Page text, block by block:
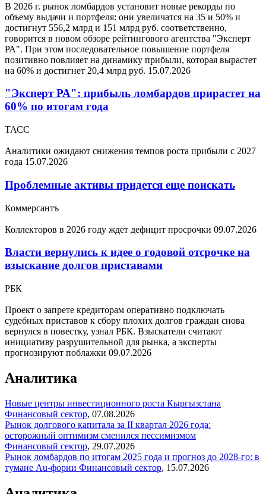
В 2026 г. рынок ломбардов установит новые рекорды по
объему выдачи и портфеля: они увеличатся на 35 и 50% и
достигнут 556,2 млрд и 151 млрд руб. соответственно,
говорится в новом обзоре рейтингового агентства "Эксперт
РА". При этом последовательное повышение портфеля
позитивно повлияет на динамику прибыли, которая вырастет
на 60% и достигнет 20,4 млрд руб. 15.07.2026
"Эксперт РА": прибыль ломбардов прирастет на
60% по итогам года
ТАСС
Аналитики ожидают снижения темпов роста прибыли с 2027
года 15.07.2026
Проблемные активы придется еще поискать
Коммерсантъ
Коллекторов в 2026 году ждет дефицит просрочки 09.07.2026
Власти вернулись к идее о годовой отсрочке на
взыскание долгов приставами
РБК
Проект о запрете кредиторам оперативно подключать
судебных приставов к сбору плохих долгов граждан снова
вернулся в повестку, узнал РБК. Взыскатели считают
инициативу разрушительной для рынка, а эксперты
прогнозируют поблажки 09.07.2026
Аналитика
Новые центры инвестиционного роста Кыргызстана
Финансовый сектор, 07.08.2026
Рынок долгового капитала за II квартал 2026 года:
осторожный оптимизм сменился пессимизмом
Финансовый сектор, 29.07.2026
Рынок ломбардов по итогам 2025 года и прогноз до 2028-го: в
тумане Au-фории Финансовый сектор, 15.07.2026